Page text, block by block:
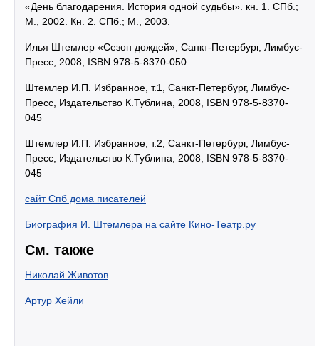
«День благодарения. История одной судьбы». кн. 1. СПб.;
М., 2002. Кн. 2. СПб.; М., 2003.
Илья Штемлер «Сезон дождей», Санкт-Петербург, Лимбус-
Пресс, 2008, ISBN 978-5-8370-050
Штемлер И.П. Избранное, т.1, Санкт-Петербург, Лимбус-
Пресс, Издательство К.Тублина, 2008, ISBN 978-5-8370-
045
Штемлер И.П. Избранное, т.2, Санкт-Петербург, Лимбус-
Пресс, Издательство К.Тублина, 2008, ISBN 978-5-8370-
045
сайт Спб дома писателей
Биография И. Штемлера на сайте Кино-Театр.ру
См. также
Николай Животов
Артур Хейли